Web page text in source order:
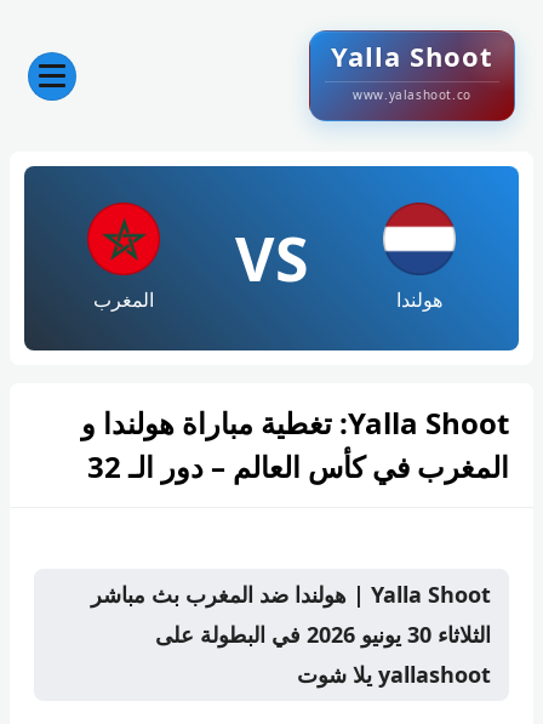
Yalla Shoot
www.yalashoot.co
هولندا
VS
المغرب
Yalla Shoot: تغطية مباراة هولندا و
المغرب في كأس العالم – دور الـ 32
Yalla Shoot | هولندا ضد المغرب بث مباشر
الثلاثاء 30 يونيو 2026 في البطولة على
yallashoot يلا شوت